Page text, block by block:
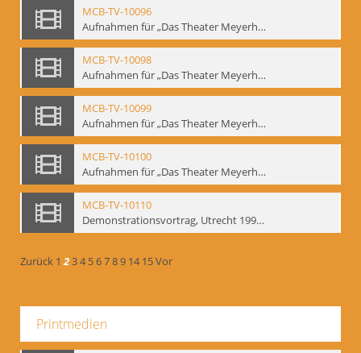
MCB-TV-10096
Aufnahmen für „Das Theater Meyerholds und die Biomechanik“ (6). Biomechanische Grundelemente und szenische Umsetzung, Ausschnitt 2 - Interne Signatur: BM-vid-6_A2
MCB-TV-10098
Aufnahmen für „Das Theater Meyerholds und die Biomechanik“ (7). Biomechanische Etüden – Detailstudien, Ausschnitt 1 - Interne Signatur: BM-vid-7_A1
MCB-TV-10099
Aufnahmen für „Das Theater Meyerholds und die Biomechanik“ (7). Biomechanische Etüden – Detailstudien, Ausschnitt 2 - Interne Signatur: BM-vid-7_A2
MCB-TV-10100
Aufnahmen für „Das Theater Meyerholds und die Biomechanik“ (7). Biomechanische Etüden – Detailstudien, Ausschnitt 3 - Interne Signatur: BM-vid-7_A3
MCB-TV-10110
Demonstrationsvortrag, Utrecht 1991 (1) - Interne Signatur: BM-vid-17
Zurück 1 234 56789 14 15Vor
Printmedien